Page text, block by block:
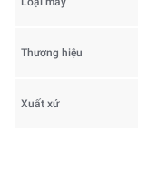
Thương hiệu
Xuất xứ